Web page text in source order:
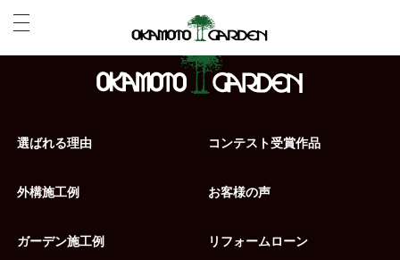
選ばれる理由
外構施工例
ガーデン施工例
コンテスト受賞作品
お客様の声
リフォームローン